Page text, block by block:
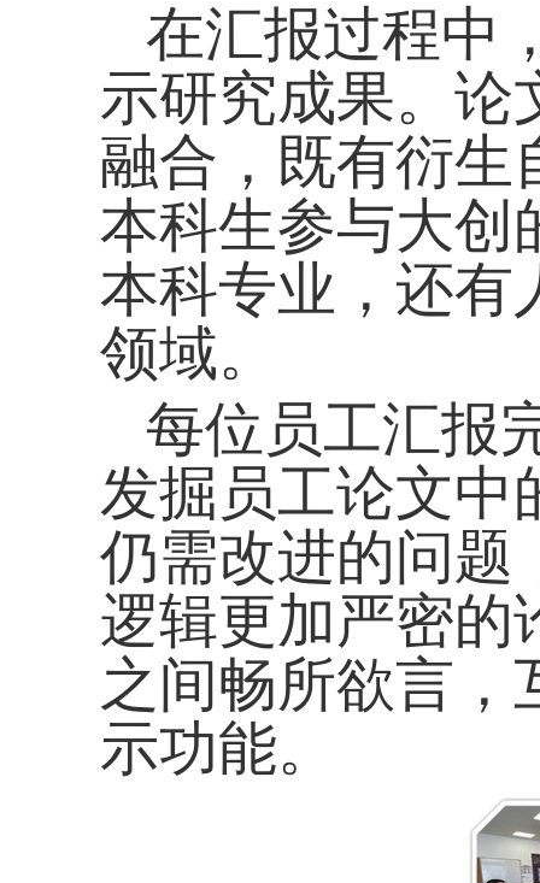
在汇报过程中
示研究成果。论
融合，既有衍生
本科生参与大创
本科专业，还有
领域。
每位员工汇报
发掘员工论文中
仍需改进的问题
逻辑更加严密的
之间畅所欲言，
示功能。